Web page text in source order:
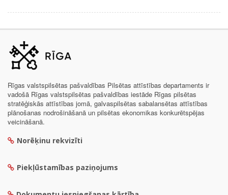
Rīgas valstspilsētas pašvaldības Pilsētas attīstības departaments ir
vadošā Rīgas valstspilsētas pašvaldības iestāde Rīgas pilsētas
stratēģiskās attīstības jomā, galvaspilsētas sabalansētas attīstības
plānošanas nodrošināšanā un pilsētas ekonomikas konkurētspējas
veicināšanā.
Norēķinu rekvizīti
Piekļūstamības paziņojums